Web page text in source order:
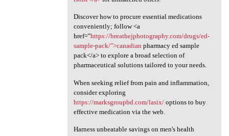
Discover how to procure essential medications
conveniently; follow <a
href="https://breathejphotography.com/drugs/ed-
sample-pack/">canadian pharmacy ed sample
pack</a> to explore a broad selection of
pharmaceutical solutions tailored to your needs.
When seeking relief from pain and inflammation,
consider exploring
https://marksgroupbd.com/lasix/options to buy
effective medication via the web.
Harness unbeatable savings on men's health